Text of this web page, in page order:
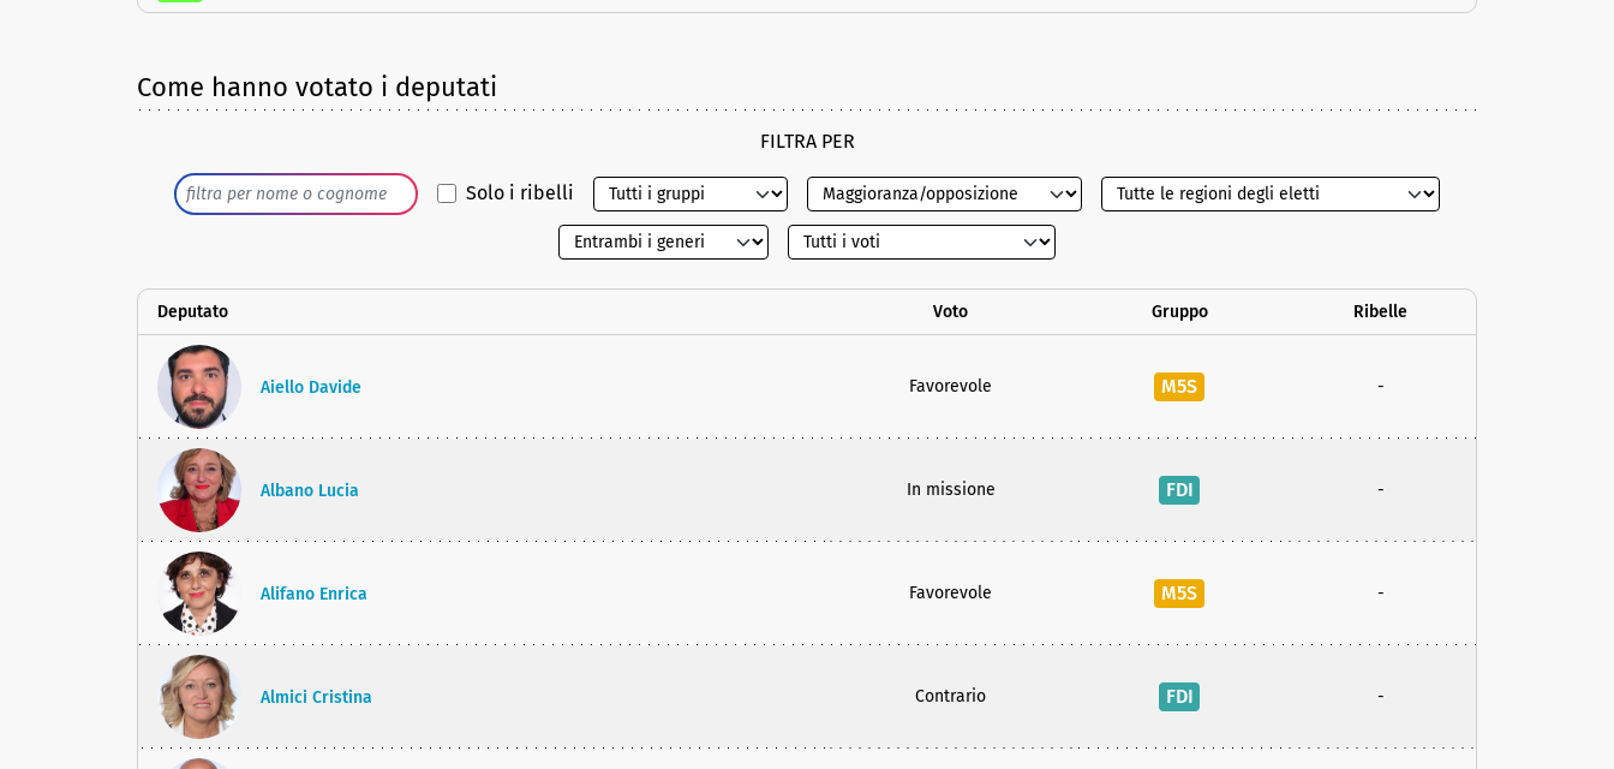
Come hanno votato i deputati
FILTRA PER
Solo i ribelli
Deputato Voto Gruppo Ribelle
Aiello Davide Favorevole M5S -
Albano Lucia In missione FDI -
Alifano Enrica Favorevole M5S -
Almici Cristina Contrario FDI -